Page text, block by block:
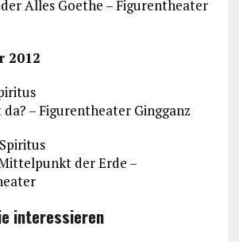
Alles Goethe – Figurentheater
2012
da? – Figurentheater Gingganz
der Erde –
interessieren